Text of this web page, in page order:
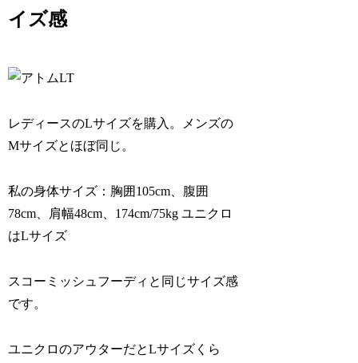
イズ感
レディースのLサイズを購入。メンズの
Mサイズとほぼ同じ。
私の身体サイズ：胸囲105cm、腹囲
78cm、肩幅48cm、174cm/75kg ユニクロ
はLサイズ
スコーミッシュフーディと同じサイズ感
です。
ユニクロのアウターだとLサイズくら